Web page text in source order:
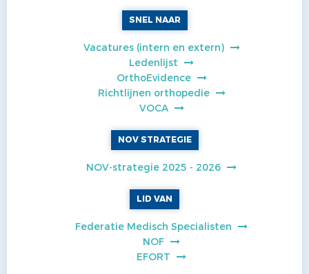
SNEL NAAR
Vacatures (intern en extern)
Ledenlijst
OrthoEvidence
Richtlijnen orthopedie
VOCA
NOV STRATEGIE
NOV-strategie 2025 - 2026
LID VAN
Federatie Medisch Specialisten
NOF
EFORT